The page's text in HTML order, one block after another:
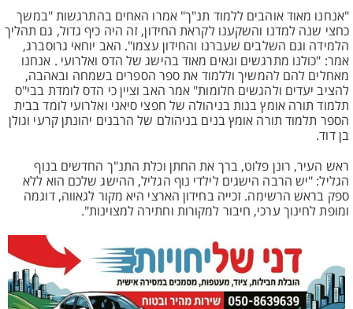
"אנחנו מאוד אוהבים ללמוד תנ"ך" אמרו האחים בהתרגשות "במשך
כחצי שנה למדנו והשקענו לקראת החידון, זה היה כיף גדול, גם תהליך
הלמידה וגם השלבים שעברנו והחידון עצמו". האב יוחאי גרוסברג,
אמר: "כולנו מתרגשים וגאים מאוד בהישג של הדס ואלרועי . אנחנו
מאחלים להם להמשיך וללמוד את ספר הספרים בשמחה ובאהבה,
להציב יעדים ולהגשים חלומות" אמר האב וציין כי הדס לומדת בבי"ס
תלמוד תורה אומץ בנות בניהולה של חפצי סיאני ואלרועי לומד בבית
הספר תלמוד תורה אומץ בנים בניהולם של הרבנים יהונתן קרעי וגולן
בן דוד.
ראש העיר, רונן פלוט, ברך את החתן וכלת התנ"ך החדשים בנוף
הגליל: "יש הרבה הישגים לילדי נוף הגליל, ההישג שלכם הוא ללא
ספק בראש הרשימה. זכייה בחידון הארצי היא מקור לגאווה, דוגמה
ומופת לחינוך ערכי, חיבור למקורות וחתירה למצוינות".